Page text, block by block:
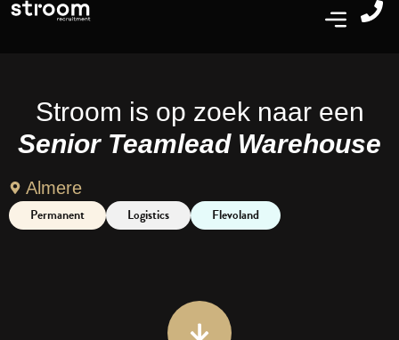
Stroom is op zoek naar een
Senior Teamlead Warehouse
Almere
Permanent Logistics Flevoland